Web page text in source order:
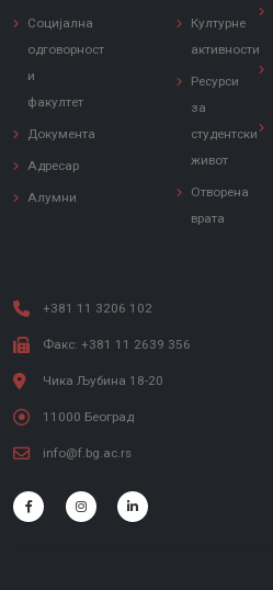
Социјална
одговорност
и
факултет
Документа
Адресар
Алумни
Културне
активности
Ресурси
за
студентски
живот
Отворена
врата
+381 11 3206 102
Факс: +381 11 2639 356
Чика Љубина 18-20
11000 Београд
info@f.bg.ac.rs